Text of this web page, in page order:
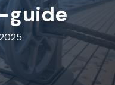
guide